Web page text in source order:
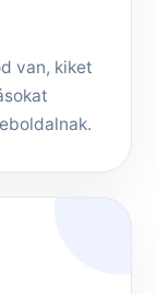
van, kiket